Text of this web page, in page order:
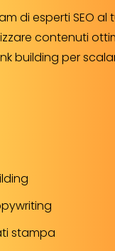
di esperti SEO al
contenuti
building per
stampa